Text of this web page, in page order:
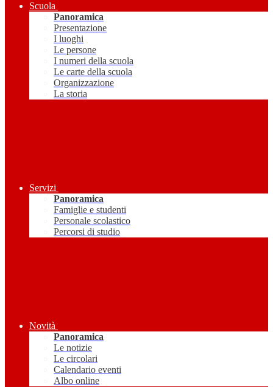
Scuola
Panoramica
Presentazione
I luoghi
Le persone
I numeri della scuola
Le carte della scuola
Organizzazione
La storia
Servizi
Panoramica
Famiglie e studenti
Personale scolastico
Percorsi di studio
Novità
Panoramica
Le notizie
Le circolari
Calendario eventi
Albo online